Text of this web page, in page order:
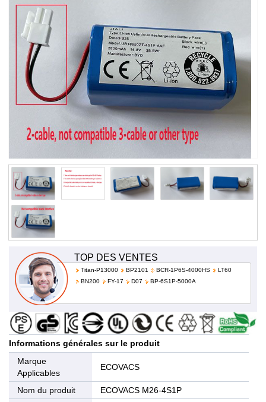
TOP DES VENTES
Titan-P13000 BP2101 BCR-1P6S-4000HS
LT60
BN200
FY-17 D07 BP-6S1P-5000A
Informations générales sur le produit
Marque
Applicables
ECOVACS
Nom du produit
ECOVACS M26-4S1P